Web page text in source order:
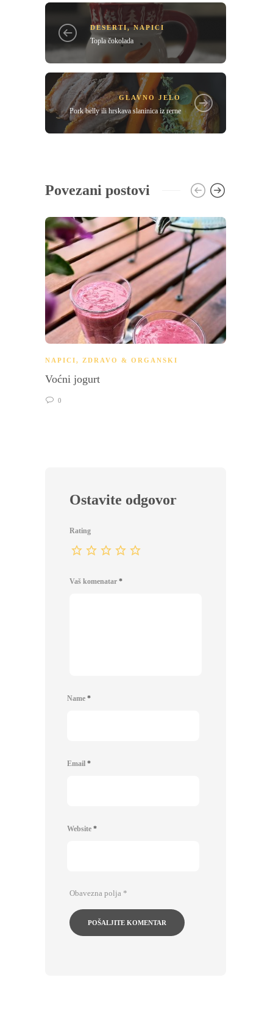
DESERTI,NAPICI
Topla čokolada
GLAVNO JELO
Pork belly ili hrskava slaninica iz rerne
Povezani postovi
NAPICI, ZDRAVO & ORGANSKI
Voćni jogurt
0
Ostavite odgovor
Rating
Vaš komenatar *
Name *
Email *
Website *
Obavezna polja *